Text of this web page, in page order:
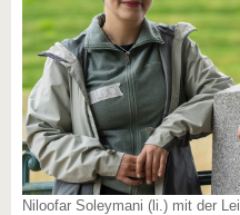
Niloofar Soleymani (li.) mit der